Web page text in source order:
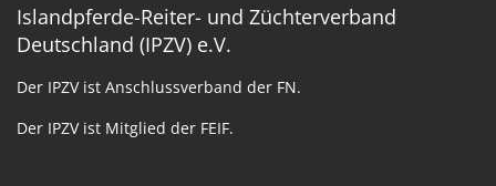
Islandpferde-Reiter- und Züchterverband
Deutschland (IPZV) e.V.
Der IPZV ist Anschlussverband der FN.
Der IPZV ist Mitglied der FEIF.